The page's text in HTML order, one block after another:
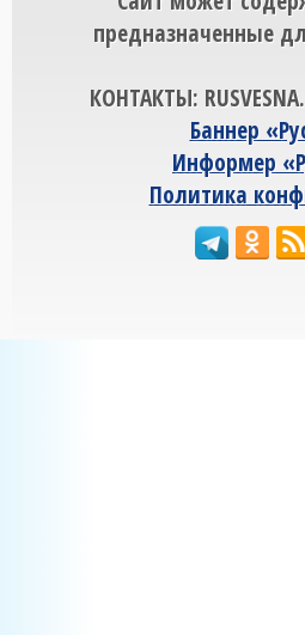
предназначенные
КОНТАКТЫ:
Баннер
Информер
Политика